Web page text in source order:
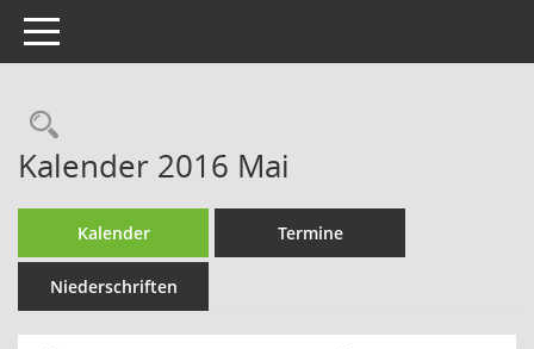
Toggle navigation
Rechercheauswahl
Kalender 2016 Mai
Kalender Termine
Niederschriften